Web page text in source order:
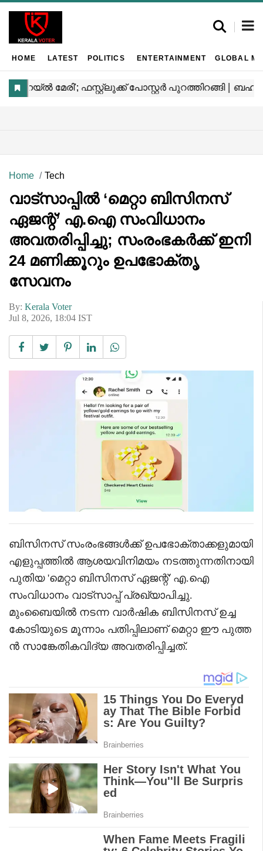
HOME LATEST POLITICS ENTERTAINMENT GLOBAL
Home Tech
വാട്‌സാപ്പിൽ ‘മെറ്റാ ബിസിനസ്
ഏജന്റ്’ എ.ഐ സംവിധാനം
അവതരിപ്പിച്ചു; സംരംഭകർക്ക് ഇനി
24 മണിക്കൂറും ഉപഭോക്തൃ
സേവനം
By: Kerala Voter
Jul 8, 2026, 18:04 IST
ബിസിനസ് സംരംഭങ്ങൾക്ക് ഉപഭോക്താക്കളുമായി
എളുപ്പത്തിൽ ആശയവിനിമയം നടത്തുന്നതിനായി
പുതിയ 'മെറ്റാ ബിസിനസ് ഏജന്റ്' എ.ഐ
സംവിധാനം വാട്‌സാപ്പ് പ്രഖ്യാപിച്ചു.
മുംബൈയിൽ നടന്ന വാർഷിക ബിസിനസ് ഉച്ച
കോടിയുടെ മൂന്നാം പതിപ്പിലാണ് മെറ്റാ ഈ പുത്ത
ൻ സാങ്കേതികവിദ്യ അവതരിപ്പിച്ചത്.